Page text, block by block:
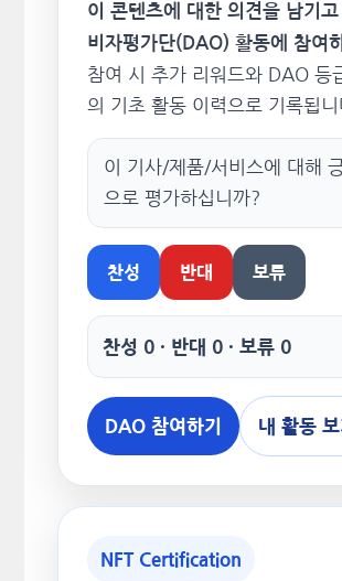
이 콘텐츠에 대한 의견을 남기
비자평가단(DAO) 활동에 참여
참여 시 추가 리워드와 DAO 등
의 기초 활동 이력으로 기록됩니
이 기사/제품/서비스에 대해
으로 평가하십니까?
찬성 반대 보류
찬성 0 · 반대 0 · 보류 0
DAO 참여하기 내 활동 보
NFT Certification